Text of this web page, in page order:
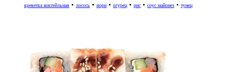
креветка коктейльная • лосось • нори • огурец • рис • соус майонез • тунец